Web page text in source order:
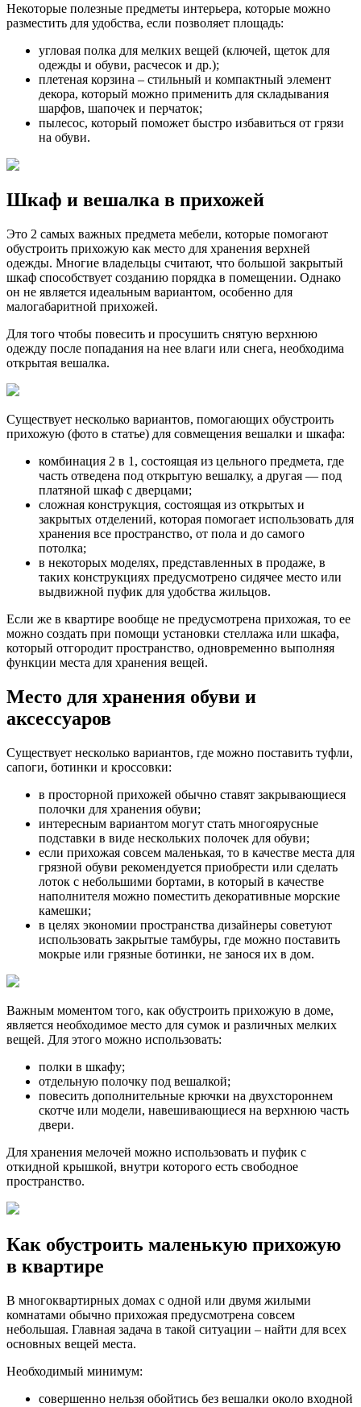
Некоторые полезные предметы интерьера, которые можно
разместить для удобства, если позволяет площадь:
угловая полка для мелких вещей (ключей, щеток для
одежды и обуви, расчесок и др.);
плетеная корзина – стильный и компактный элемент
декора, который можно применить для складывания
шарфов, шапочек и перчаток;
пылесос, который поможет быстро избавиться от грязи
на обуви.
Шкаф и вешалка в прихожей
Это 2 самых важных предмета мебели, которые помогают
обустроить прихожую как место для хранения верхней
одежды. Многие владельцы считают, что большой закрытый
шкаф способствует созданию порядка в помещении. Однако
он не является идеальным вариантом, особенно для
малогабаритной прихожей.
Для того чтобы повесить и просушить снятую верхнюю
одежду после попадания на нее влаги или снега, необходима
открытая вешалка.
Существует несколько вариантов, помогающих обустроить
прихожую (фото в статье) для совмещения вешалки и шкафа:
комбинация 2 в 1, состоящая из цельного предмета, где
часть отведена под открытую вешалку, а другая — под
платяной шкаф с дверцами;
сложная конструкция, состоящая из открытых и
закрытых отделений, которая помогает использовать для
хранения все пространство, от пола и до самого
потолка;
в некоторых моделях, представленных в продаже, в
таких конструкциях предусмотрено сидячее место или
выдвижной пуфик для удобства жильцов.
Если же в квартире вообще не предусмотрена прихожая, то ее
можно создать при помощи установки стеллажа или шкафа,
который отгородит пространство, одновременно выполняя
функции места для хранения вещей.
Место для хранения обуви и
аксессуаров
Существует несколько вариантов, где можно поставить туфли,
сапоги, ботинки и кроссовки:
в просторной прихожей обычно ставят закрывающиеся
полочки для хранения обуви;
интересным вариантом могут стать многоярусные
подставки в виде нескольких полочек для обуви;
если прихожая совсем маленькая, то в качестве места для
грязной обуви рекомендуется приобрести или сделать
лоток с небольшими бортами, в который в качестве
наполнителя можно поместить декоративные морские
камешки;
в целях экономии пространства дизайнеры советуют
использовать закрытые тамбуры, где можно поставить
мокрые или грязные ботинки, не занося их в дом.
Важным моментом того, как обустроить прихожую в доме,
является необходимое место для сумок и различных мелких
вещей. Для этого можно использовать:
полки в шкафу;
отдельную полочку под вешалкой;
повесить дополнительные крючки на двухстороннем
скотче или модели, навешивающиеся на верхнюю часть
двери.
Для хранения мелочей можно использовать и пуфик с
откидной крышкой, внутри которого есть свободное
пространство.
Как обустроить маленькую прихожую
в квартире
В многоквартирных домах с одной или двумя жилыми
комнатами обычно прихожая предусмотрена совсем
небольшая. Главная задача в такой ситуации – найти для всех
основных вещей места.
Необходимый минимум:
совершенно нельзя обойтись без вешалки около входной